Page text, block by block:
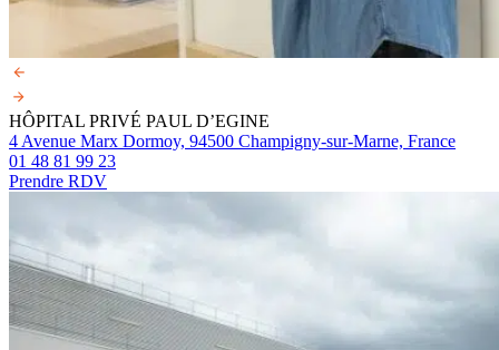
HÔPITAL PRIVÉ PAUL D’EGINE
4 Avenue Marx Dormoy, 94500 Champigny-sur-Marne, France
01 48 81 99 23
Prendre RDV